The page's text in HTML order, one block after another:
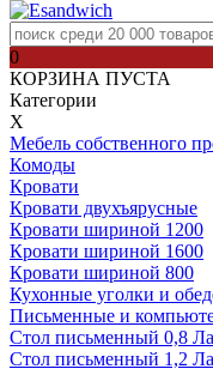
0
КОРЗИНА ПУСТА
Категории
Х
Мебель собственного
Комоды
Кровати
Кровати двухъярусные
Кровати шириной 1200
Кровати шириной 1600
Кровати шириной 800
Кухонные уголки и
Письменные и
Стол письменный 0,8
Стол письменный 1,2